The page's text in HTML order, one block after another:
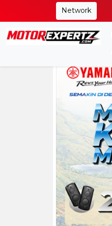
Network